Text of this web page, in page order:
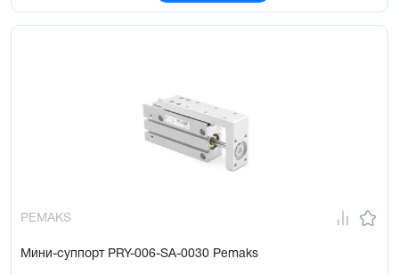
PEMAKS
Мини-суппорт PRY-006-SA-0030 Pemaks